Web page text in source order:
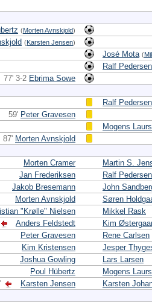
(Morten Avnskjold)
(Karsten Jensen)
José Mota (
Ralf Pedersen
77' 3-2 Ebrima Sowe
Ralf Pedersen
59' Peter Gravesen
Mogens
87' Morten Avnskjold
Morten Cramer
Martin S.
Jan Frederiksen
Ralf Pedersen
Jakob Bresemann
John
Morten Avnskjold
Søren
"Krølle" Nielsen
Mikkel Rask
Anders Feldstedt
Kim
Peter Gravesen
Rene Carlsen
Kim Kristensen
Jesper
Joshua Gowling
Lars Larsen
Poul Hübertz
Mogens
Karsten Jensen Karsten